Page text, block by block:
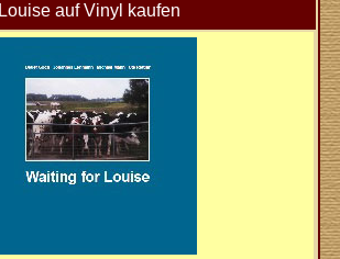
Louise auf Vinyl kaufen